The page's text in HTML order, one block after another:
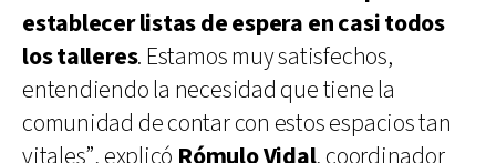
establecer listas de espera en casi todos
los talleres. Estamos muy satisfechos,
entendiendo la necesidad que tiene la
comunidad de contar con estos espacios tan
vitales”, explicó Rómulo Vidal, coordinador